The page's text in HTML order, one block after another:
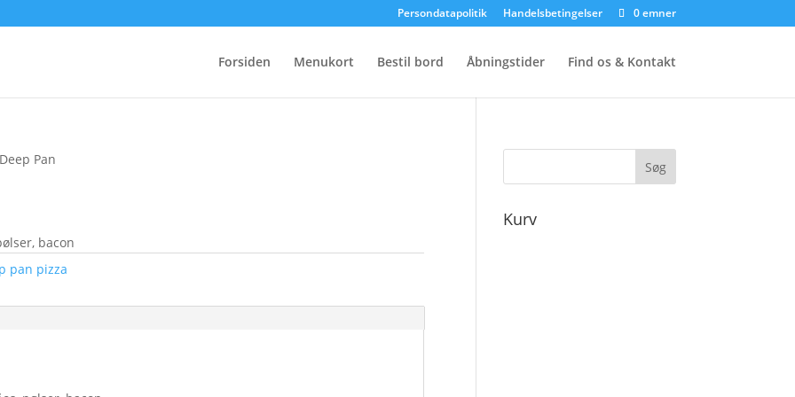
Persondatapolitik Handelsbetingelser 0 emner
Forsiden Menukort Bestil bord Åbningstider Find os & Kontakt
Pan
bacon
pan pizza
Kurv